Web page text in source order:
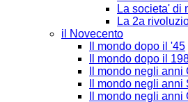
La societa' di
La 2a
il Novecento
Il mondo dopo il '45
Il mondo dopo il
Il mondo negli anni
Il mondo negli
Il mondo negli anni